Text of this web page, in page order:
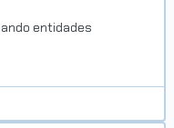
entidades